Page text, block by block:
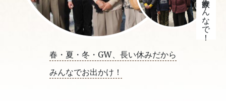
は家族みんなで！
春・夏・冬・GW、長い休みだから
みんなでお出かけ！